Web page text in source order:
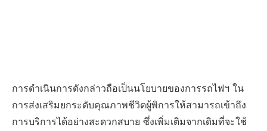
การดำเนินการดังกล่าวถือเป็นนโยบายของการรถไฟฯ ใน
การส่งเสริมยกระดับคุณภาพชีวิตผู้พิการให้สามารถเข้าถึง
การบริการได้อย่างสะดวกสบาย ซึ่งเพิ่มเติมจากเดิมที่จะใช้